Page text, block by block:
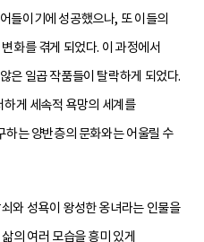
들이기에 성공했으나, 또 이들의
화를 겪게 되었다. 이 과정에서
은 일곱 작품들이 탈락하게 되었다.
게 세속적 욕망의 세계를
는 양반층의 문화와는 어울릴 수
와 성욕이 왕성한 옹녀라는 인물을
의 여러 모습을 흥미 있게